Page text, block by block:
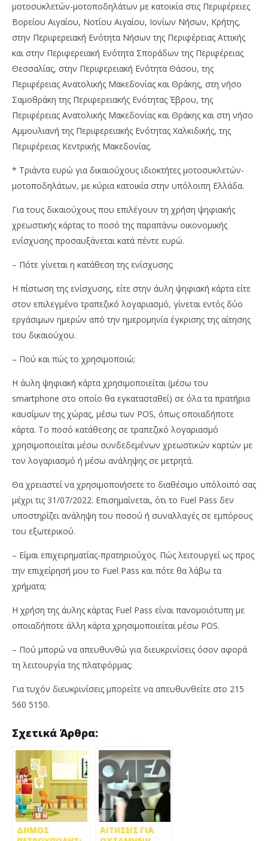
μοτοσυκλετών-μοτοποδηλάτων με κατοικία στις Περιφέρειες
Βορείου Αιγαίου, Νοτίου Αιγαίου, Ιονίων Νήσων, Κρήτης,
στην Περιφερειακή Ενότητα Νήσων της Περιφέρειας Αττικής
και στην Περιφερειακή Ενότητα Σποράδων της Περιφέρειας
Θεσσαλίας, στην Περιφερειακή Ενότητα Θάσου, της
Περιφέρειας Ανατολικής Μακεδονίας και Θράκης, στη νήσο
Σαμοθράκη της Περιφερειακής Ενότητας Έβρου, της
Περιφέρειας Ανατολικής Μακεδονίας και Θράκης και στη νήσο
Αμμουλιανή της Περιφερειακής Ενότητας Χαλκιδικής, της
Περιφέρειας Κεντρικής Μακεδονίας.
* Τριάντα ευρώ για δικαιούχους ιδιοκτήτες μοτοσυκλετών-
μοτοποδηλάτων, με κύρια κατοικία στην υπόλοιπη Ελλάδα.
Για τους δικαιούχους που επιλέγουν τη χρήση ψηφιακής
χρεωστικής κάρτας το ποσό της παραπάνω οικονομικής
ενίσχυσης προσαυξάνεται κατά πέντε ευρώ.
– Πότε γίνεται η κατάθεση της ενίσχυσης;
Η πίστωση της ενίσχυσης, είτε στην άυλη ψηφιακή κάρτα είτε
στον επιλεγμένο τραπεζικό λογαριασμό, γίνεται εντός δύο
εργάσιμων ημερών από την ημερομηνία έγκρισης της αίτησης
του δικαιούχου.
– Πού και πώς το χρησιμοποιώ;
H άυλη ψηφιακή κάρτα χρησιμοποιείται (μέσω του
smartphone στο οποίο θα εγκατασταθεί) σε όλα τα πρατήρια
καυσίμων της χώρας, μέσω των POS, όπως οποιαδήποτε
κάρτα. Το ποσό κατάθεσης σε τραπεζικό λογαριασμό
χρησιμοποιείται μέσω συνδεδεμένων χρεωστικών καρτών με
τον λογαριασμό ή μέσω ανάληψης σε μετρητά.
Θα χρειαστεί να χρησιμοποιήσετε το διαθέσιμο υπόλοιπό σας
μέχρι τις 31/07/2022. Επισημαίνεται, ότι το Fuel Pass δεν
υποστηρίζει ανάληψη του ποσού ή συναλλαγές σε εμπόρους
του εξωτερικού.
– Είμαι επιχειρηματίας-πρατηριούχος. Πώς λειτουργεί ως προς
την επιχείρησή μου το Fuel Pass και πότε θα λάβω τα
χρήματα;
Η χρήση της άυλης κάρτας Fuel Pass είναι πανομοιότυπη με
οποιαδήποτε άλλη κάρτα χρησιμοποιείται μέσω POS.
– Πού μπορώ να απευθυνθώ για διευκρινίσεις όσον αφορά
τη λειτουργία της πλατφόρμας;
Για τυχόν διευκρινίσεις μπορείτε να απευθυνθείτε στο 215
560 5150.
Σχετικά Άρθρα:
ΔΗΜΟΣ
ΑΙΤΗΣΕΙΣ ΓΙΑ